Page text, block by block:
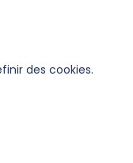
des cookies.